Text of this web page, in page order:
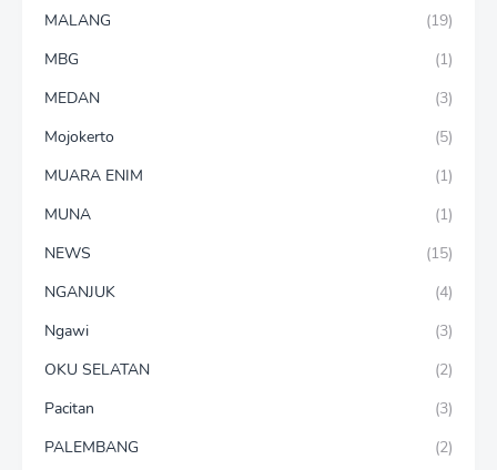
MALANG
(19)
MBG
(1)
MEDAN
(3)
Mojokerto
(5)
MUARA ENIM
(1)
MUNA
(1)
NEWS
(15)
NGANJUK
(4)
Ngawi
(3)
OKU SELATAN
(2)
Pacitan
(3)
PALEMBANG
(2)